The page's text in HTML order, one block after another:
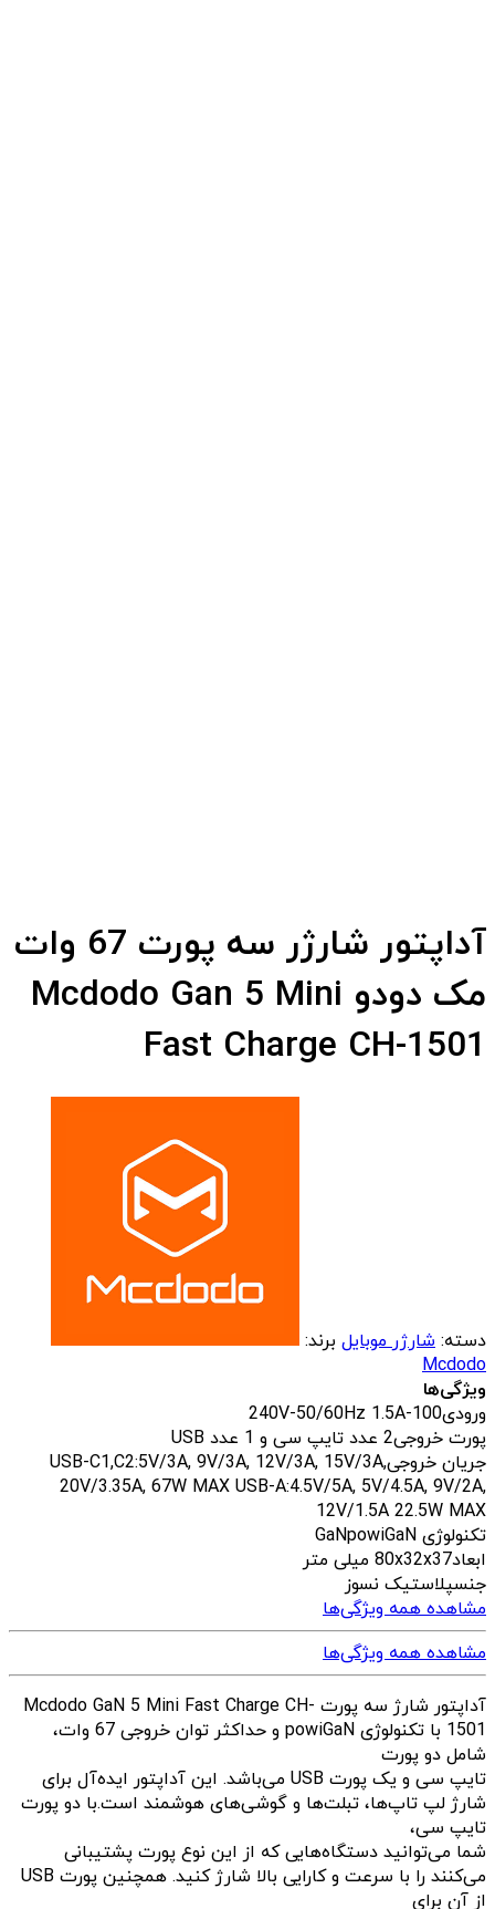
آداپتور شارژر سه پورت 67 وات
مک دودو Mcdodo Gan 5 Mini
Fast Charge CH-1501
دسته: شارژر موبایل برند:
Mcdodo
ویژگی‌ها
ورودی100-240V-50/60Hz 1.5A
پورت خروجی2 عدد تایپ سی و 1 عدد USB
جریان خروجیUSB-C1,C2:5V/3A, 9V/3A, 12V/3A, 15V/3A,
20V/3.35A, 67W MAX USB-A:4.5V/5A, 5V/4.5A, 9V/2A,
12V/1.5A 22.5W MAX
تکنولوژی GaN powiGaN
ابعاد80x32x37 میلی متر
جنسپلاستیک نسوز
مشاهده همه ویژگی‌ها
مشاهده همه ویژگی‌ها
آداپتور شارژ سه پورت Mcdodo GaN 5 Mini Fast Charge CH-
1501 با تکنولوژی powiGaN و حداکثر توان خروجی 67 وات،
شامل دو پورت
تایپ سی و یک پورت USB می‌باشد. این آداپتور ایده‌آل برای
شارژ لپ تاپ‌ها، تبلت‌ها و گوشی‌های هوشمند است.با دو پورت
تایپ سی،
شما می‌توانید دستگاه‌هایی که از این نوع پورت پشتیبانی
می‌کنند را با سرعت و کارایی بالا شارژ کنید. همچنین پورت USB
از آن برای